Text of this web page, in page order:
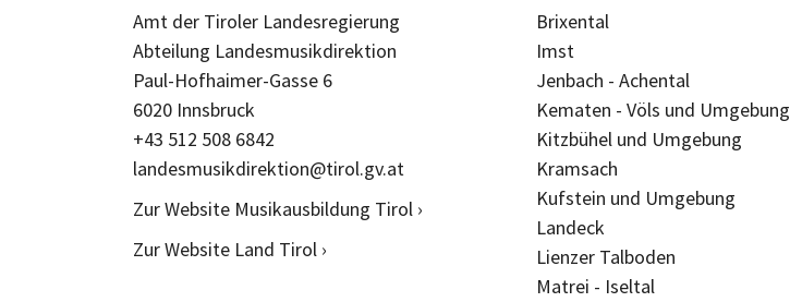
Amt der Tiroler Landesregierung
Abteilung Landesmusikdirektion
Paul-Hofhaimer-Gasse 6
6020 Innsbruck
+43 512 508 6842
landesmusikdirektion@tirol.gv.at
Zur Website Musikausbildung Tirol ›
Zur Website Land Tirol ›
Brixental
Imst
Jenbach - Achental
Kematen - Völs und Umgebung
Kitzbühel und Umgebung
Kramsach
Kufstein und Umgebung
Landeck
Lienzer Talboden
Matrei - Iseltal